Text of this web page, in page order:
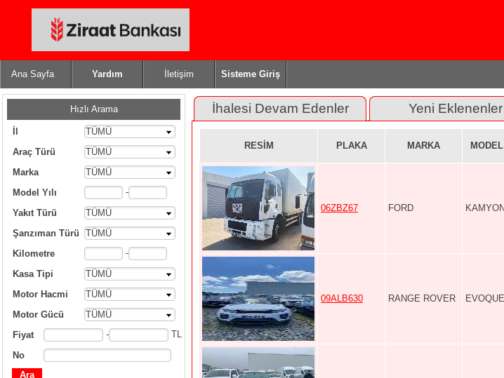
Ana Sayfa Yardım İletişim Sisteme Giriş
Hızlı Arama
TÜMÜ
Araç Türü
TÜMÜ
Marka
TÜMÜ
Model Yılı
-
Yakıt Türü
TÜMÜ
Şanzıman Türü
TÜMÜ
Kilometre
-
Kasa Tipi
TÜMÜ
Motor Hacmi
TÜMÜ
Motor Gücü
TÜMÜ
Fiyat
- TL
No
İhalesi Devam Edenler Yeni Eklenenler
RESİM PLAKA MARKA MODEL
06ZBZ67 FORD KAMYON
09ALB630 RANGE ROVER EVOQUE